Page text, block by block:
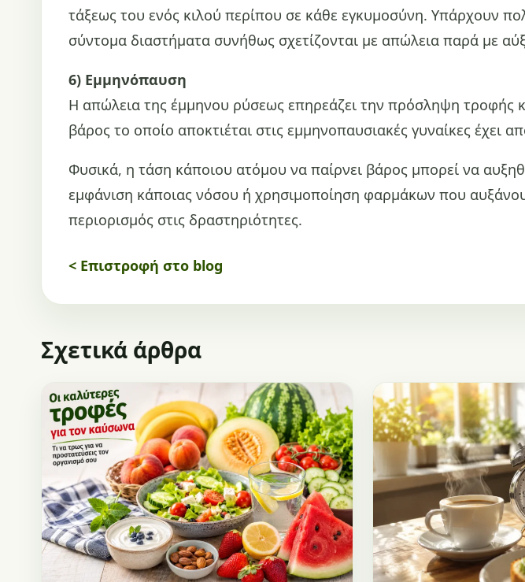
τάξεως του ενός κιλού περίπου σε κάθε εγκυμοσύνη. Υπάρχουν
σύντομα διαστήματα συνήθως σχετίζονται με απώλεια παρά με
6) Εμμηνόπαυση
Η απώλεια της έμμηνου ρύσεως επηρεάζει την πρόσληψη τροφής
βάρος το οποίο αποκτιέται στις εμμηνοπαυσιακές γυναίκες έχει
Φυσικά, η τάση κάποιου ατόμου να παίρνει βάρος μπορεί να
εμφάνιση κάποιας νόσου ή χρησιμοποίηση φαρμάκων που
περιορισμός στις δραστηριότητες.
< Επιστροφή στο blog
Σχετικά άρθρα